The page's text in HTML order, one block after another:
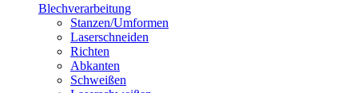
Blechverarbeitung
Stanzen/Umformen
Laserschneiden
Richten
Abkanten
Schweißen